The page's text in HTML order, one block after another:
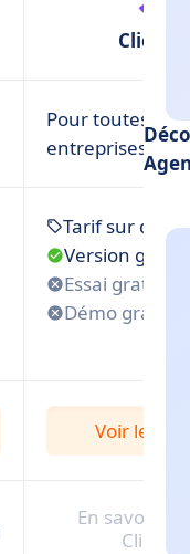
ClickUp
Pour toutes les
entreprises
Tarif sur
Version
Essai gratuit
Démo gratuite
Voir le
En savoir
ClickUp